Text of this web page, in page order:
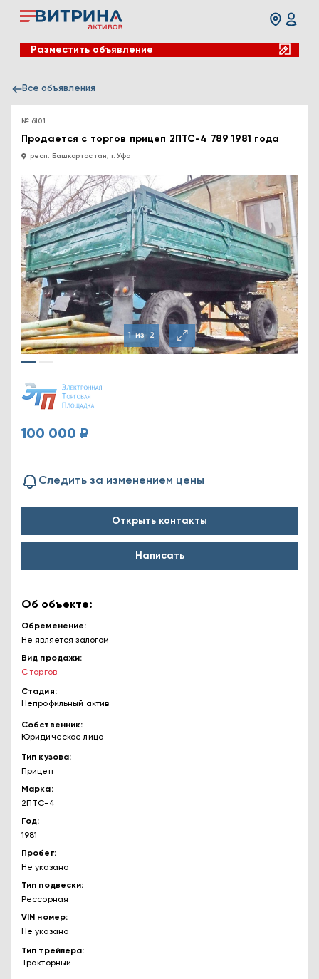
Разместить объявление
Все объявления
№ 6101
Продается с торгов прицеп 2ПТС-4 789 1981 года
респ. Башкортостан, г. Уфа
1из 2
100 000 ₽
Следить за изменением цены
Открыть контакты
Написать
Об объекте:
Обременение
Не является залогом
Вид продажи
С торгов
Стадия
Непрофильный актив
Собственник
Юридическое лицо
Тип кузова
Прицеп
Марка
2ПТС-4
Год
1981
Пробег
Не указано
Тип подвески
Рессорная
VIN номер
Не указано
Тип трейлера
Тракторный